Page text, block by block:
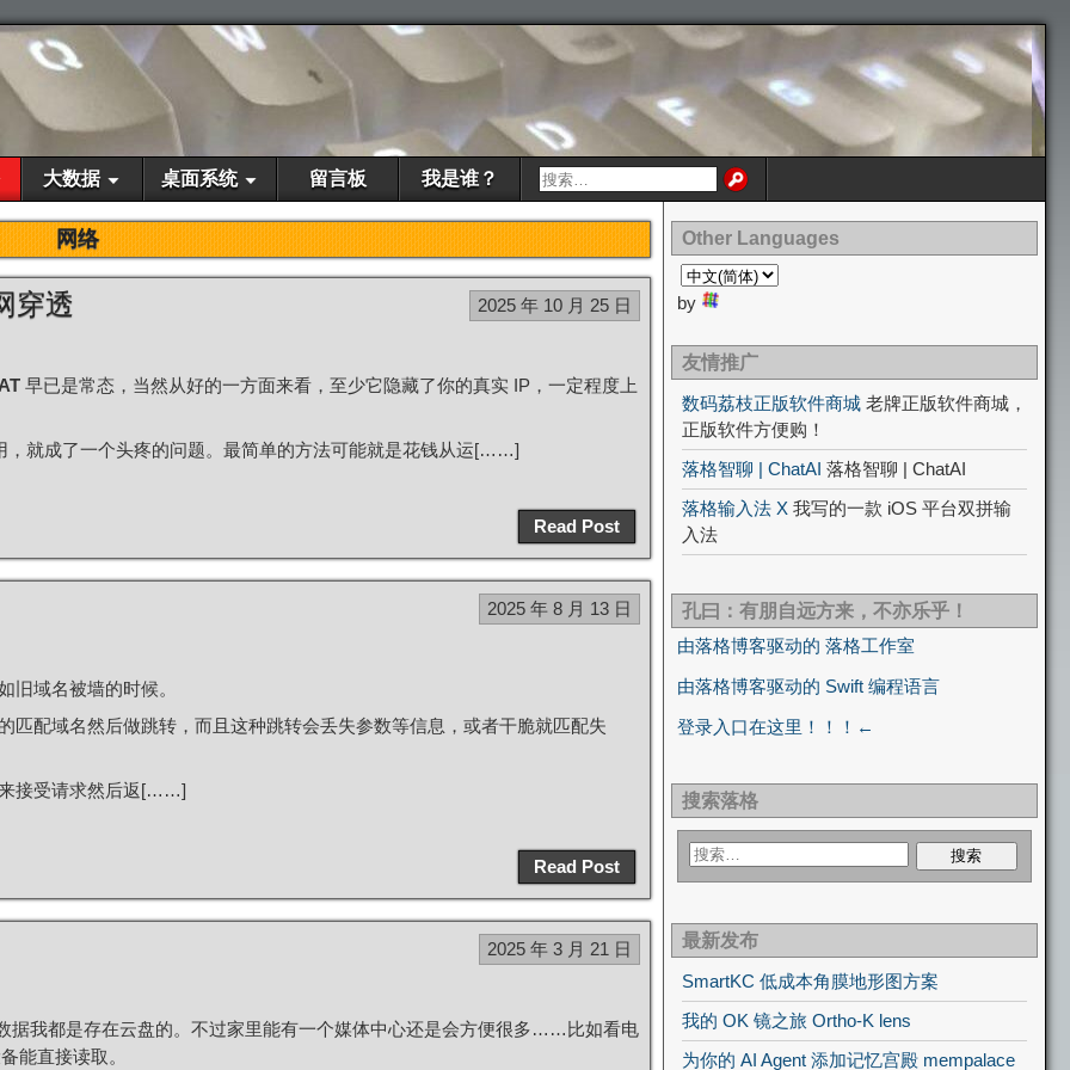
大数据 桌面系统 留言板 我是谁？
网络
穿透 2025 年 10 月 25 日
早已是常态，当然从好的一方面来看，至少它隐藏了你的真实 IP，一定程度上
，就成了一个头疼的问题。最简单的方法可能就是花钱从运[……]
Read Post
2025 年 8 月 13 日
旧域名被墙的时候。
配域名然后做跳转，而且这种跳转会丢失参数等信息，或者干脆就匹配失
来接受请求然后返[……]
Read Post
2025 年 3 月 21 日
据我都是存在云盘的。不过家里能有一个媒体中心还是会方便很多……比如看电
能直接读取。
Other Languages
by
友情推广
数码荔枝正版软件商城 老牌正版软件商城，
正版软件方便购！
落格智聊 | ChatAI 落格智聊 | ChatAI
落格输入法 X 我写的一款 iOS 平台双拼输
入法
孔曰：有朋自远方来，不亦乐乎！
由落格博客驱动的 落格工作室
由落格博客驱动的 Swift 编程语言
登录入口在这里！！！←
搜索落格
最新发布
SmartKC 低成本角膜地形图方案
我的 OK 镜之旅 Ortho-K lens
为你的 AI Agent 添加记忆宫殿 mempalace